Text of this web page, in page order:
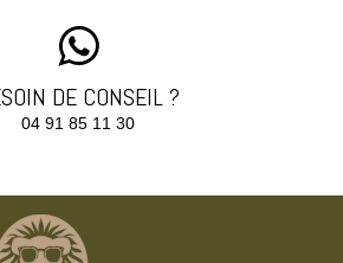
DE CONSEIL ?
04 91 85 11 30‬